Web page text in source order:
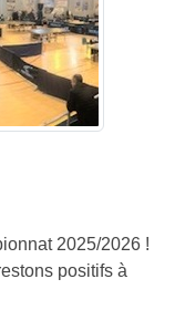
2025/2026 !
positifs à